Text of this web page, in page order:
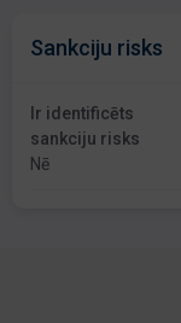
Sankciju risks
Ir identificēts
sankciju risks
Nē